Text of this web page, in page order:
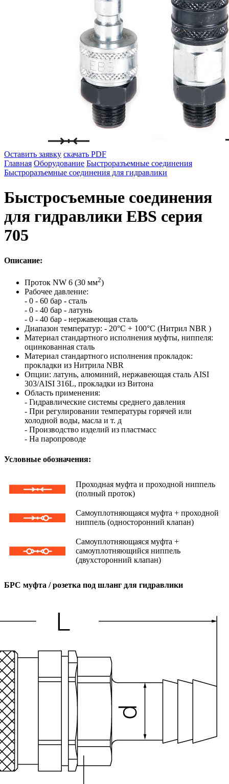
Оставить заявку скачать PDF
Главная Оборудование Быстроразъемные соединения
Быстроразъемные соединения для гидравлики
Быстросъемные соединения
для гидравлики EBS серия
705
Описание:
Проток NW 6 (30 мм2)
Рабочее давление:
- 0 - 60 бар - сталь
- 0 - 40 бар - латунь
- 0 - 40 бар - нержавеющая сталь
Диапазон температур: - 20°C + 100°C (Нитрил NBR )
Материал стандартного исполнения муфты, ниппеля:
оцинкованная сталь
Материал стандартного исполнения прокладок:
прокладки из Нитрила NBR
Опции: латунь, алюминий, нержавеющая сталь AISI
303/AISI 316L, прокладки из Витона
Область применения:
- Гидравлические системы среднего давления
- При регулировании температуры горячей или
холодной воды, масла и т. д
- Производство изделий из пластмасс
- На паропроводе
Условные обозначения:
Проходная муфта и проходной ниппель
(полный проток)
Самоуплотняющаяся муфта + проходной
ниппель (односторонний клапан)
Самоуплотняющаяся муфта +
самоуплотняющийся ниппель
(двухсторонний клапан)
БРС муфта / розетка под шланг для гидравлики